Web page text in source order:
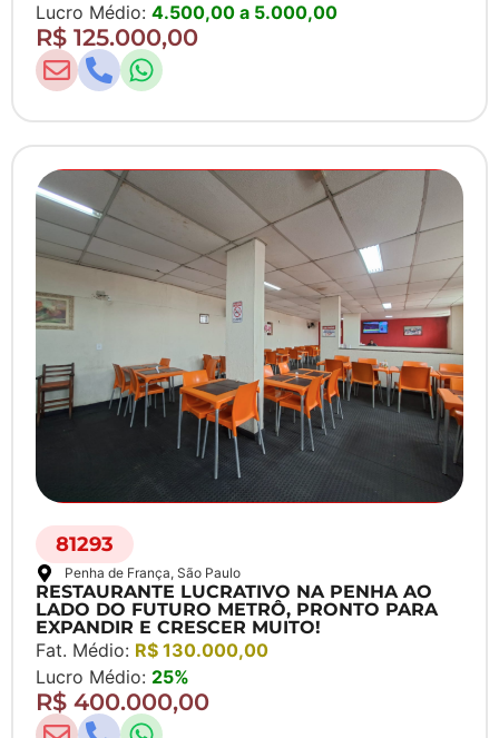
Lucro Médio: 4.500,00 a 5.000,00
R$ 125.000,00
81293
Penha de França, São Paulo
RESTAURANTE LUCRATIVO NA PENHA AO
LADO DO FUTURO METRÔ, PRONTO PARA
EXPANDIR E CRESCER MUITO!
Fat. Médio: R$ 130.000,00
Lucro Médio: 25%
R$ 400.000,00